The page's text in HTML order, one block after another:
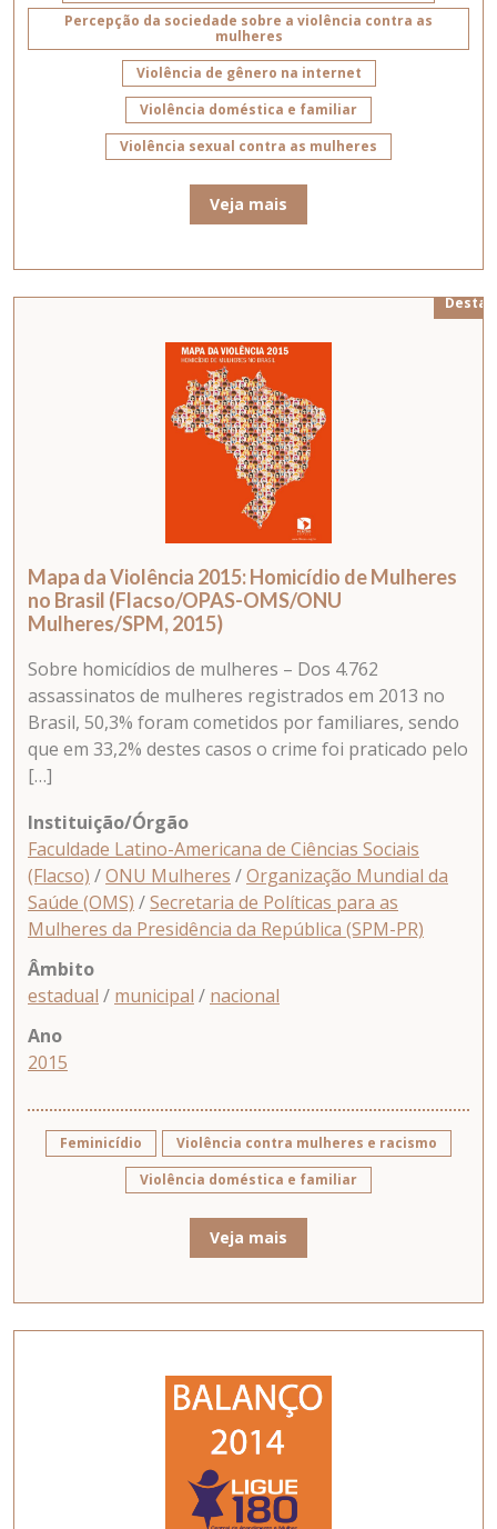
Percepção da sociedade sobre a violência contra as
mulheres
Violência de gênero na internet
Violência doméstica e familiar
Violência sexual contra as mulheres
Veja mais
Mapa da Violência 2015: Homicídio de Mulheres
no Brasil (Flacso/OPAS-OMS/ONU
Mulheres/SPM, 2015)
Sobre homicídios de mulheres – Dos 4.762
assassinatos de mulheres registrados em 2013 no
Brasil, 50,3% foram cometidos por familiares, sendo
que em 33,2% destes casos o crime foi praticado pelo
[…]
Instituição/Órgão
Faculdade Latino-Americana de Ciências Sociais
(Flacso) /ONU Mulheres /Organização Mundial da
Saúde (OMS) /Secretaria de Políticas para as
Mulheres da Presidência da República (SPM-PR)
Âmbito
estadual / municipal / nacional
Ano
2015
Feminicídio
Violência contra mulheres e racismo
Violência doméstica e familiar
Veja mais